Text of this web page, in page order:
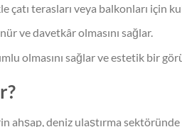
çatı terasları veya balkonları için
ve davetkâr olmasını sağlar.
olmasını sağlar ve estetik bir
ahşap, deniz ulaştırma sektöründe